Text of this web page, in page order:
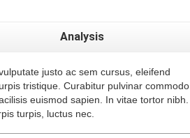
Analysis
justo ac sem cursus, eleifend
tristique. Curabitur pulvinar commodo
euismod sapien. In vitae tortor nibh.
turpis, luctus nec.